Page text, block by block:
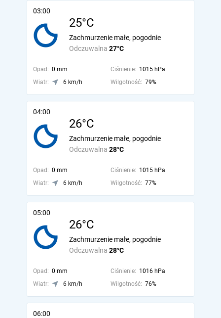
03:00
25°C
Odczuwalna 27°C
Zachmurzenie małe, pogodnie
Opad: 0 mm Ciśnienie: 1015 hPa
Wiatr:
6 km/h Wilgotność: 79%
04:00
26°C
Odczuwalna 28°C
Zachmurzenie małe, pogodnie
Opad: 0 mm Ciśnienie: 1015 hPa
Wiatr:
6 km/h Wilgotność: 77%
05:00
26°C
Odczuwalna 28°C
Zachmurzenie małe, pogodnie
Opad: 0 mm Ciśnienie: 1016 hPa
Wiatr:
6 km/h Wilgotność: 76%
06:00